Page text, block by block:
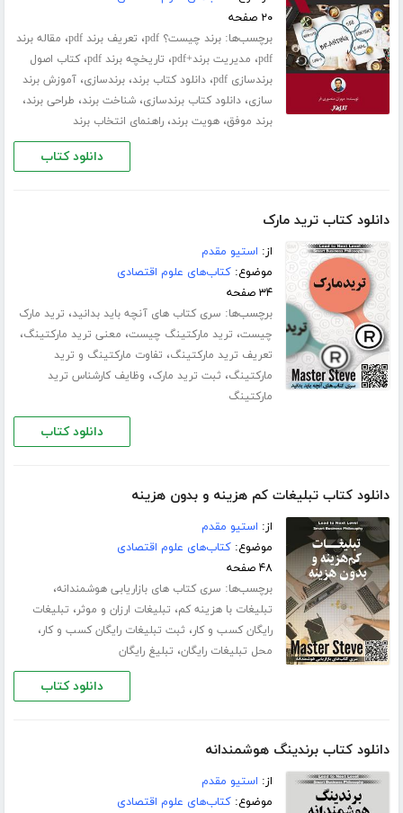
۲۰ صفحه
برچسب‌ها:برند چیست؟ pdf ، تعریف برند pdf ، مقاله برند
pdf، مدیریت برند+pdf ، تاریخچه برند pdf ،کتاب اصول
برندسازی pdf
،دانلود کتاب برند،برندسازی،آموزش برند
سازی،دانلود کتاب برندسازی،شناخت برند، طراحی برند،
برند موفق،هویت برند،راهنمای انتخاب برند
دانلود کتاب
دانلود کتاب ترید مارک
از: استیو مقدم
موضوع:کتاب‌های علوم اقتصادی
۳۴ صفحه
برچسب‌ها: سری کتاب های آنچه باید بدانید، ترید مارک
چیست، ترید مارکتینگ چیست، معنی ترید مارکتینگ،
تعریف ترید مارکتینگ، تفاوت مارکتینگ و ترید
مارکتینگ، ثبت ترید مارک، وظایف کارشناس ترید
مارکتینگ
دانلود کتاب
دانلود کتاب تبلیغات کم هزینه و بدون هزینه
از: استیو مقدم
موضوع:کتاب‌های علوم اقتصادی
۴۸ صفحه
برچسب‌ها: سری کتاب های بازاریابی هوشمندانه،
تبلیغات با هزینه کم، تبلیغات ارزان و موثر، تبلیغات
رایگان کسب و کار، ثبت تبلیغات رایگان کسب و کار،
محل تبلیغات رایگان، تبلیغ رایگان
دانلود کتاب
دانلود کتاب برندینگ هوشمندانه
از: استیو مقدم
موضوع:کتاب‌های علوم اقتصادی